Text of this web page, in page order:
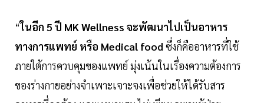
“ในอีก 5 ปี MK Wellness จะพัฒนาไปเป็นอาหาร
ทางการแพทย์ หรือ Medical food ซึ่งก็คืออาหารที่ใช้
ภายใต้การควบคุมของแพทย์ มุ่งเน้นในเรื่องความต้องการ
ของร่างกายอย่างจำเพาะเจาะจงเพื่อช่วยให้ได้รับสาร